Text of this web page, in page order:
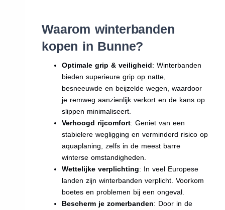
Waarom winterbanden
kopen in Bunne?
Optimale grip & veiligheid: Winterbanden
bieden superieure grip op natte,
besneeuwde en beijzelde wegen, waardoor
je remweg aanzienlijk verkort en de kans op
slippen minimaliseert.
Verhoogd rijcomfort: Geniet van een
stabielere wegligging en verminderd risico op
aquaplaning, zelfs in de meest barre
winterse omstandigheden.
Wettelijke verplichting: In veel Europese
landen zijn winterbanden verplicht. Voorkom
boetes en problemen bij een ongeval.
Bescherm je zomerbanden: Door in de